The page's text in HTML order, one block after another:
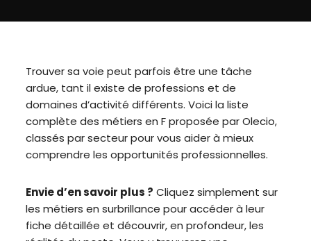
Trouver sa voie peut parfois être une tâche
ardue, tant il existe de professions et de
domaines d’activité différents. Voici la liste
complète des métiers en F proposée par Olecio,
classés par secteur pour vous aider à mieux
comprendre les opportunités professionnelles.
Envie d’en savoir plus ? Cliquez simplement sur
les métiers en surbrillance pour accéder à leur
fiche détaillée et découvrir, en profondeur, les